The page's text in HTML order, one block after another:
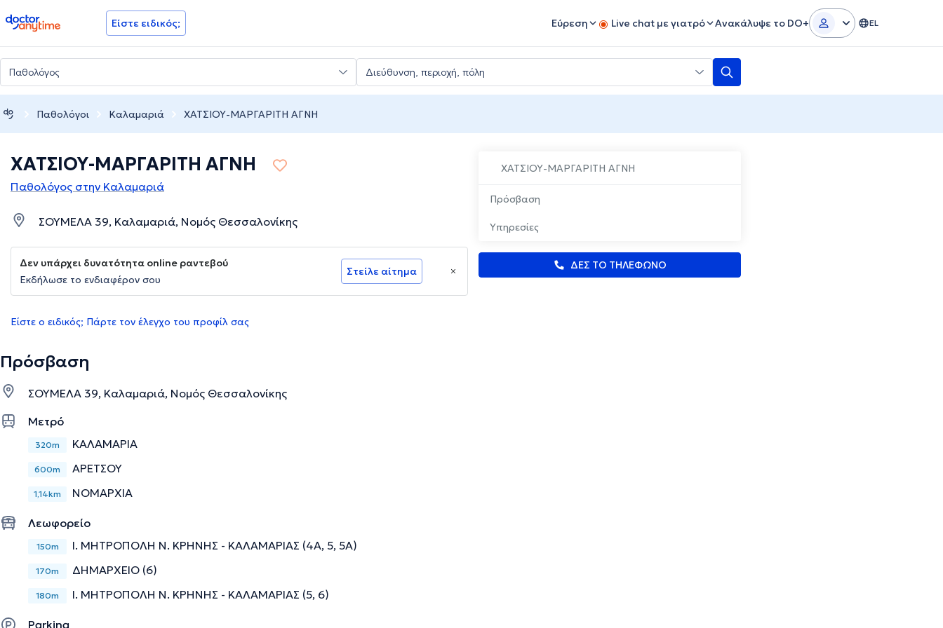
doctoranytime Είστε ειδικός; Εύρεση Live chat με γιατρό Ανακάλυψε το DO+ EL
Παθολόγοι Καλαμαριά ΧΑΤΣΙΟΥ-ΜΑΡΓΑΡΙΤΗ ΑΓΝΗ
ΧΑΤΣΙΟΥ-ΜΑΡΓΑΡΙΤΗ ΑΓΝΗ
Πρόσβαση
Υπηρεσίες
ΔΕΣ ΤΟ ΤΗΛΕΦΩΝΟ
ΧΑΤΣΙΟΥ-ΜΑΡΓΑΡΙΤΗ ΑΓΝΗ
Παθολόγος στην Καλαμαριά
ΣΟΥΜΕΛΑ 39, Καλαμαριά, Νομός Θεσσαλονίκης
Δεν υπάρχει δυνατότητα online ραντεβού
Εκδήλωσε το ενδιαφέρον σου
Στείλε αίτημα
Είστε ο ειδικός; Πάρτε τον έλεγχο του προφίλ σας
Πρόσβαση
ΣΟΥΜΕΛΑ 39, Καλαμαριά, Νομός Θεσσαλονίκης
Μετρό
320m ΚΑΛΑΜΑΡΙΑ
600m ΑΡΕΤΣΟΥ
1,14km ΝΟΜΑΡΧΙΑ
Λεωφορείο
150m Ι. ΜΗΤΡΟΠΟΛΗ Ν. ΚΡΗΝΗΣ - ΚΑΛΑΜΑΡΙΑΣ (4Α, 5, 5Α)
170m ΔΗΜΑΡΧΕΙΟ (6)
180m Ι. ΜΗΤΡΟΠΟΛΗ Ν. ΚΡΗΝΗΣ - ΚΑΛΑΜΑΡΙΑΣ (5, 6)
Parking